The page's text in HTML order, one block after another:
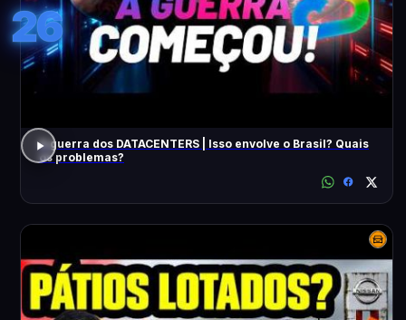
26
A guerra dos DATACENTERS | Isso envolve o Brasil? Quais
os problemas?